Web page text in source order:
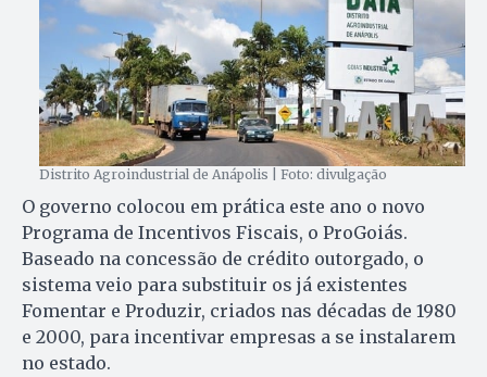
Distrito Agroindustrial de Anápolis | Foto: divulgação
O governo colocou em prática este ano o novo
Programa de Incentivos Fiscais, o ProGoiás.
Baseado na concessão de crédito outorgado, o
sistema veio para substituir os já existentes
Fomentar e Produzir, criados nas décadas de 1980
e 2000, para incentivar empresas a se instalarem
no estado.